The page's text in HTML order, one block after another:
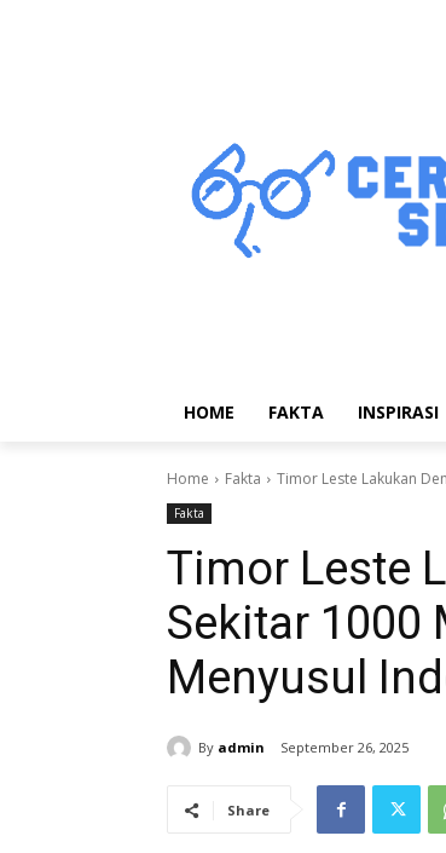
HOME FAKTA INSPIRASI
Home Fakta Timor Leste Lakukan
Fakta
Timor Leste
Sekitar 1000
Menyusul
By admin September 26, 2025
Share